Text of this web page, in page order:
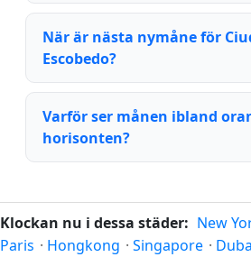
När är nästa nymåne för
Escobedo?
Varför ser månen ibland
horisonten?
Klockan nu i dessa städer: New
Paris · Hongkong · Singapore ·